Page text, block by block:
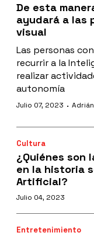
De esta
ayudará a las
visual
Las personas
recurrir a la
realizar
autonomía
Julio 07, 2023 ·
Cultura
¿Quiénes son
en la historia
Artificial?
Julio 04, 2023
Entretenimiento